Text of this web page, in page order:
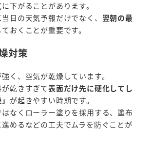
下がることがあります。
日の天気予報だけでなく、 翌朝の最
おくことが重要です。
対策
く、空気が乾燥しています。
乾きすぎて表面だけ先に硬化してし
が起きやすい時期です。
なくローラー塗りを採用する、塗布
めるなどの工夫でムラを防ぐことが